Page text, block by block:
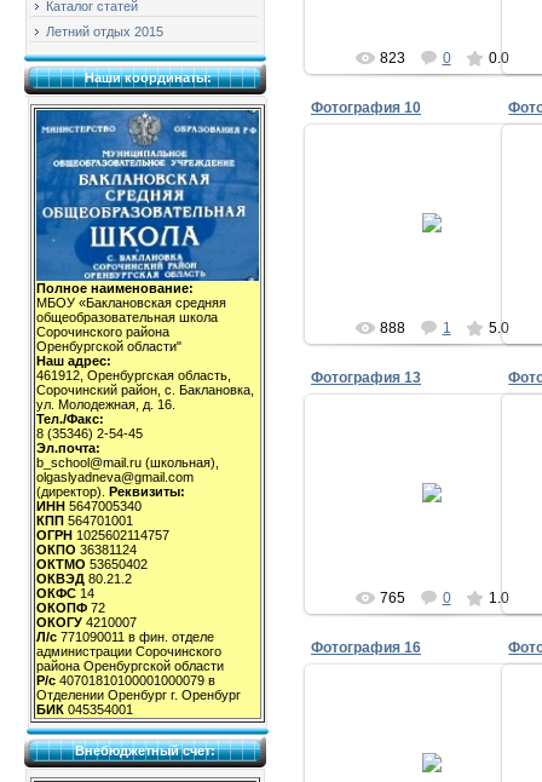
Каталог статей
Летний отдых 2015
Наши координаты:
Полное наименование:
МБОУ «Баклановская средняя
общеобразовательная школа
Сорочинского района
Оренбургской области"
Наш адрес:
461912, Оренбургская область,
Сорочинский район, с. Баклановка,
ул. Молодежная, д. 16.
Тел./Факс:
8 (35346) 2-54-45
Эл.почта:
b_school@mail.ru (школьная),
olgaslyadneva@gmail.com
(директор). Реквизиты:
ИНН 5647005340
КПП 564701001
ОГРН 1025602114757
ОКПО 36381124
ОКТМО 53650402
ОКВЭД 80.21.2
ОКФС 14
ОКОПФ 72
ОКОГУ 4210007
Л/с 771090011 в фин. отделе
администрации Сорочинского
района Оренбургской области
Р/с 40701810100001000079 в
Отделении Оренбург г. Оренбург
БИК 045354001
Внебюджетный счет:
823 0 0.0
Фотография 10
888 1 5.0
Фотография 13
765 0 1.0
Фотография 16